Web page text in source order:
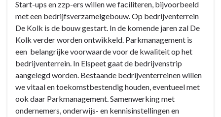
Economische
zaken
willen
bereiken?
Programma
Economische
zaken
Wat
willen
wij
bereiken?
Start-ups en zzp-ers willen we faciliteren, bijvoorbeeld
met een bedrijfsverzamelgebouw. Op bedrijventerrein
De Kolk is de bouw gestart. In de komende jaren zal De
Kolk verder worden ontwikkeld. Parkmanagement is
een belangrijke voorwaarde voor de kwaliteit op het
bedrijventerrein. In Elspeet gaat de bedrijvenstrip
aangelegd worden. Bestaande bedrijventerreinen willen
we vitaal en toekomstbestendig houden, eventueel met
ook daar Parkmanagement. Samenwerking met
ondernemers, onderwijs- en kennisinstellingen en